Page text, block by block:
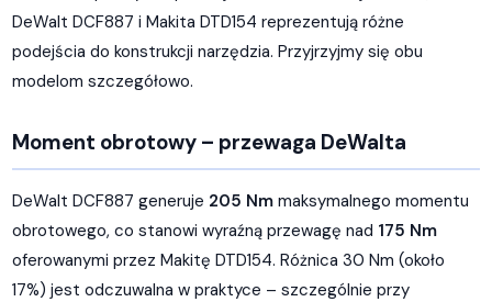
DeWalt DCF887 i Makita DTD154 reprezentują różne
podejścia do konstrukcji narzędzia. Przyjrzyjmy się obu
modelom szczegółowo.
Moment obrotowy – przewaga DeWalta
DeWalt DCF887 generuje 205 Nm maksymalnego momentu
obrotowego, co stanowi wyraźną przewagę nad 175 Nm
oferowanymi przez Makitę DTD154. Różnica 30 Nm (około
17%) jest odczuwalna w praktyce – szczególnie przy